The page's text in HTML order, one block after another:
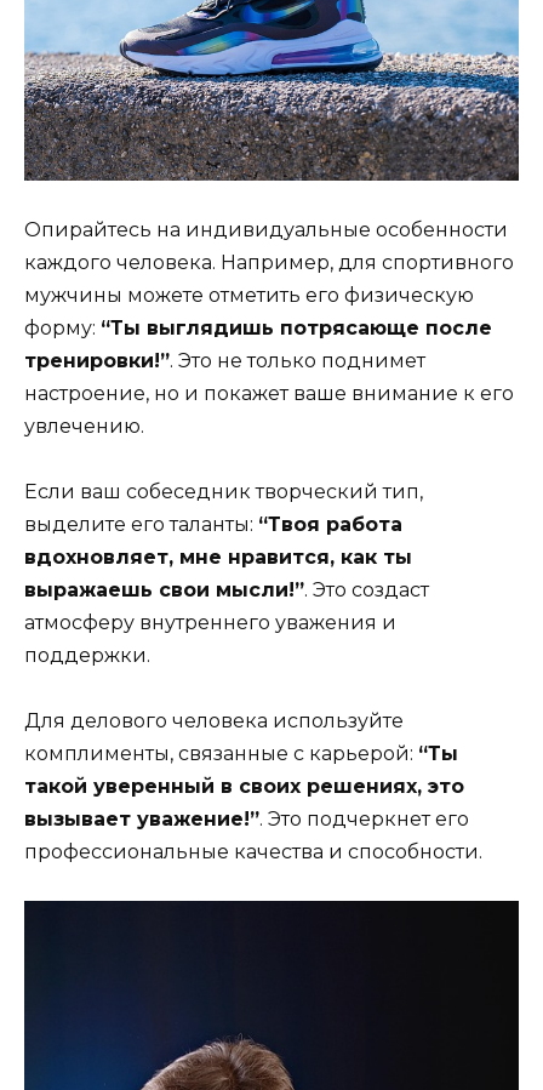
Опирайтесь на индивидуальные особенности
каждого человека. Например, для спортивного
мужчины можете отметить его физическую
форму: “Ты выглядишь потрясающе после
тренировки!”. Это не только поднимет
настроение, но и покажет ваше внимание к его
увлечению.
Если ваш собеседник творческий тип,
выделите его таланты: “Твоя работа
вдохновляет, мне нравится, как ты
выражаешь свои мысли!”. Это создаст
атмосферу внутреннего уважения и
поддержки.
Для делового человека используйте
комплименты, связанные с карьерой: “Ты
такой уверенный в своих решениях, это
вызывает уважение!”. Это подчеркнет его
профессиональные качества и способности.